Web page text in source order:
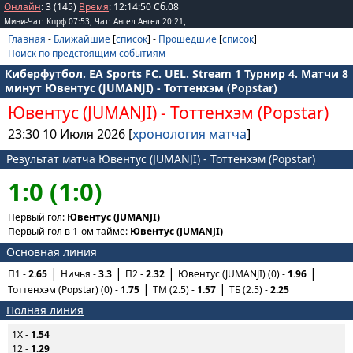
Онлайн: 3 (145) Время: 12:14:50Сб.08
Мини-Чат: Кпрф 07:53, Чат: Ангел Ангел 20:21 ,
Главная - Ближайшие [список] - Прошедшие [список]
Поиск по предстоящим событиям
Киберфутбол. EA Sports FC. UEL. Stream 1 Турнир 4. Матчи 8
минут Ювентус (JUMANJI) - Тоттенхэм (Popstar)
Ювентус (JUMANJI)- Тоттенхэм (Popstar)
23:30 10 Июля 2026 [хронология матча]
Результат матча Ювентус (JUMANJI) - Тоттенхэм (Popstar)
1:0 (1:0)
Первый гол: Ювентус (JUMANJI)
Первый гол в 1-ом тайме: Ювентус (JUMANJI)
Основная линия
П1 -2.65 Ничья -3.3 П2 -2.32 Ювентус (JUMANJI) (0) -1.96
Тоттенхэм (Popstar) (0) -1.75 ТМ (2.5) -1.57 ТБ (2.5) -2.25
Полная линия
1X - 1.54
12 - 1.29